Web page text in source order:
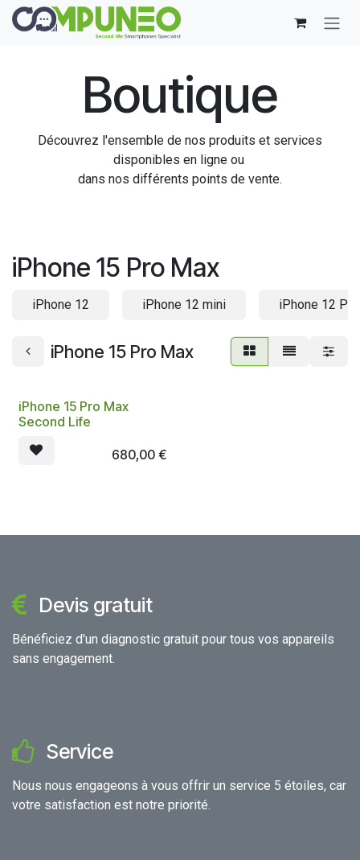
Se rendre au contenu
Boutique
Découvrez l'ensemble de nos produits et services
disponibles en ligne ou
dans nos différents points de vente.
iPhone 15 Pro Max
iPhone 12 iPhone 12 mini iPhone 12 Pro
iPhone 15 Pro Max
iPhone 15 Pro Max
Second Life
680,00€
Devis gratuit
Bénéficiez d'un diagnostic gratuit pour tous vos appareils
sans engagement.
Service
Nous nous engageons à vous offrir un service 5 étoiles, car
votre satisfaction est notre priorité.